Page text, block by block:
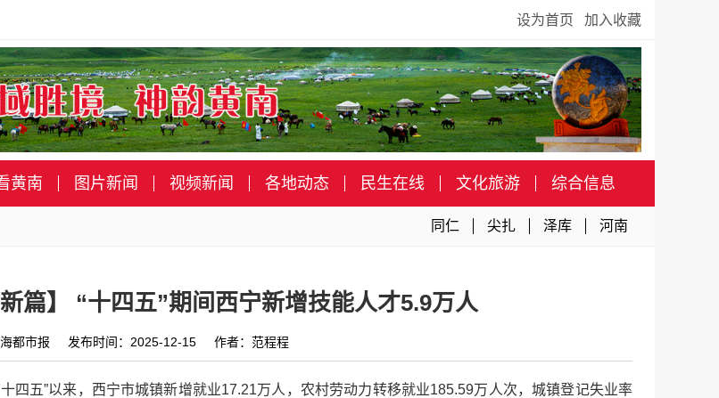
设为首页 加入收藏
黄南 图片新闻 视频新闻 各地动态 民生在线 文化旅游 综合信息
同仁 尖扎 泽库 河南
篇】 “十四五”期间西宁新增技能人才5.9万人
海都市报 发布时间：2025-12-15 作者：范程程
四五”以来，西宁市城镇新增就业17.21万人，农村劳动力转移就业185.59万人次，城镇登记失业率